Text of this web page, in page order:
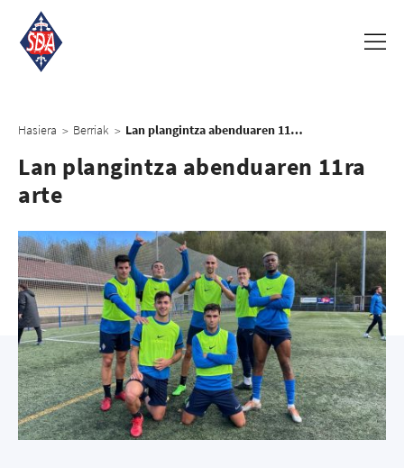
Hasiera > Berriak > Lan plangintza abenduaren 11ra arte
Lan plangintza abenduaren 11ra
arte